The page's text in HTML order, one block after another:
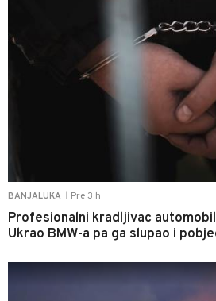
BANJALUKA Pre 3 h
Profesionalni kradljivac
Ukrao BMW-a pa ga slupao i